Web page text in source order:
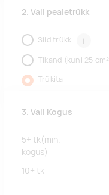
2. Vali pealetrükk
Siiditrükk i
Tikand (kuni 25
Trükita
3. Vali Kogus
5+ tk(min.
kogus)
10+ tk